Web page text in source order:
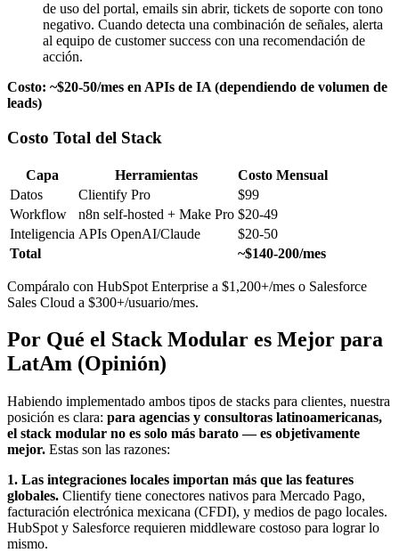
de uso del portal, emails sin abrir, tickets de soporte con tono
negativo. Cuando detecta una combinación de señales, alerta
al equipo de customer success con una recomendación de
acción.
Costo: ~$20-50/mes en APIs de IA (dependiendo de volumen de
leads)
Costo Total del Stack
Capa Herramientas
Costo Mensual
Datos
Clientify Pro
$99
Workflow
n8n self-hosted + Make Pro $20-49
Inteligencia APIs OpenAI/Claude
$20-50
Total
~$140-200/mes
Compáralo con HubSpot Enterprise a $1,200+/mes o Salesforce
Sales Cloud a $300+/usuario/mes.
Por Qué el Stack Modular es Mejor para
LatAm (Opinión)
Habiendo implementado ambos tipos de stacks para clientes, nuestra
posición es clara: para agencias y consultoras latinoamericanas,
el stack modular no es solo más barato — es objetivamente
mejor. Estas son las razones:
1. Las integraciones locales importan más que las features
globales. Clientify tiene conectores nativos para Mercado Pago,
facturación electrónica mexicana (CFDI), y medios de pago locales.
HubSpot y Salesforce requieren middleware costoso para lograr lo
mismo.